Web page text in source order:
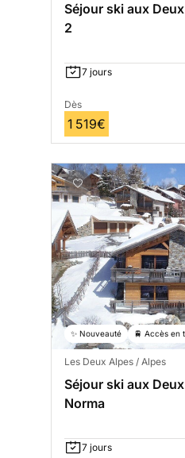
Séjour ski aux
2
7 jours
Dès
1 519€
✨ Nouveauté 🚆 Accès en
Les Deux Alpes / Alpes
Séjour ski aux Deux
Norma
7 jours